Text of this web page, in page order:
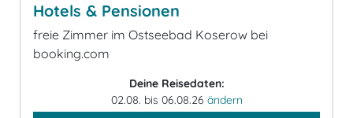
Hotels & Pensionen
freie Zimmer im Ostseebad Koserow bei
booking.com
Deine Reisedaten:
02.08. bis 06.08.26 ändern